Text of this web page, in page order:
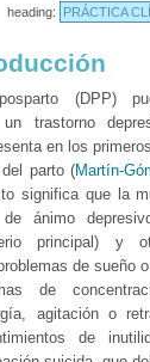
heading: PRÁCTICA
(DPP)
trastorno
en los
parto (Martín-
significa que la
ánimo
principal) y
de sueño o
de
agitación o
de